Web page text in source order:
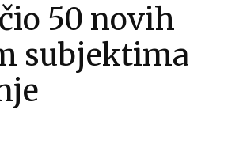
50 novih
subjektima